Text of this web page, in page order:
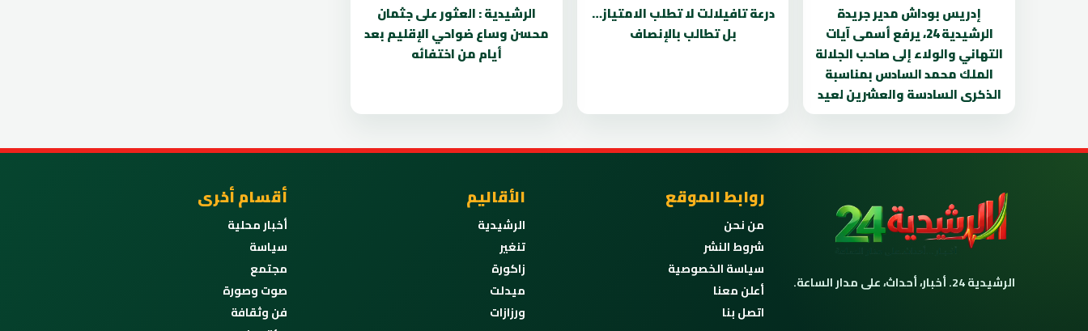
إدريس بوداش مدير جريدة
الرشيدية 24، يرفع أسمى آيات
التهاني والولاء إلى صاحب الجلالة
الملك محمد السادس بمناسبة
الذكرى السادسة والعشرين لعيد
درعة تافيلالت لا تطلب الامتياز…
بل تطالب بالإنصاف
الرشيدية : العثور على جثمان
محسن وساع ضواحي الإقليم بعد
أيام من اختفائه
الرشيدية 24. أخبار، أحداث، على مدار الساعة.
روابط الموقع
من نحن
شروط النشر
سياسة الخصوصية
أعلن معنا
اتصل بنا
الأقاليم
الرشيدية
تنغير
زاكورة
ميدلت
ورزازات
أقسام أخرى
أخبار محلية
سياسة
مجتمع
صوت وصورة
فن وثقافة